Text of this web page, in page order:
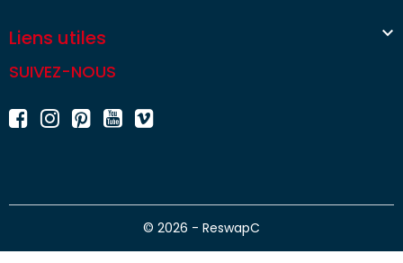
Liens utiles 
SUIVEZ-NOUS
© 2026 - ReswapC